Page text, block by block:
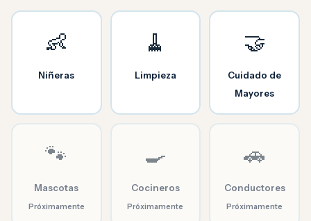
👶
Niñeras
🧹
Limpieza
🤝
Cuidado de
Mayores
🐾
Mascotas
Próximamente
🍳
Cocineros
Próximamente
🚗
Conductores
Próximamente